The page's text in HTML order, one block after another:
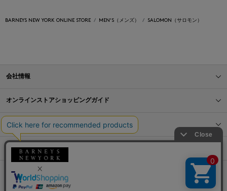
BARNEYS NEW YORK ONLINE STORE MEN'S（メンズ） SALOMON（サロモン）
会社情報
オンラインストアショッピングガイド
店舗情報
サービス